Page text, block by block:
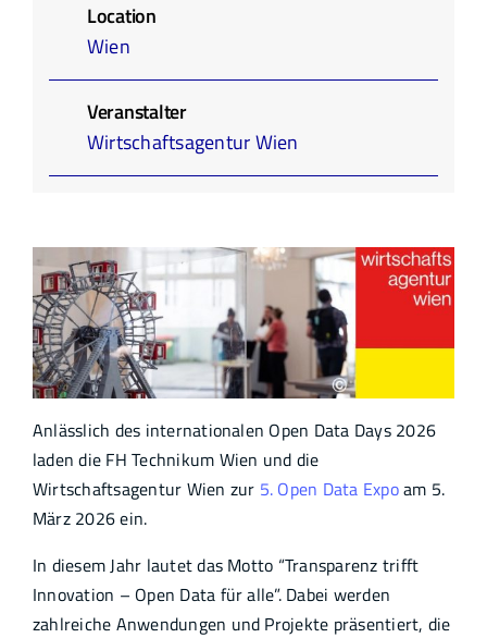
Anlässlich des internationalen Open Data Days 2026
laden die FH Technikum Wien und die
Wirtschaftsagentur Wien zur 5. Open Data Expoam 5.
März 2026 ein.
In diesem Jahr lautet das Motto “Transparenz trifft
Innovation – Open Data für alle”. Dabei werden
zahlreiche Anwendungen und Projekte präsentiert, die
Location
Wien
Veranstalter
Wirtschaftsagentur Wien